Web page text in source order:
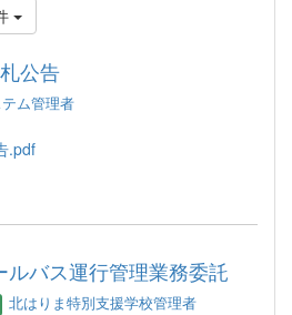
公告
ム管理者
.pdf
バス運行管理業務委託
北はりま特別支援学校管理者